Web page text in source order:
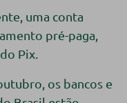
uma conta
pré-paga,
Pix.
os bancos e